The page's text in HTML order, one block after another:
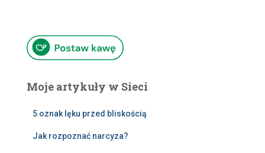
Moje artykuły w Sieci
5 oznak lęku przed bliskością
Jak rozpoznać narcyza?